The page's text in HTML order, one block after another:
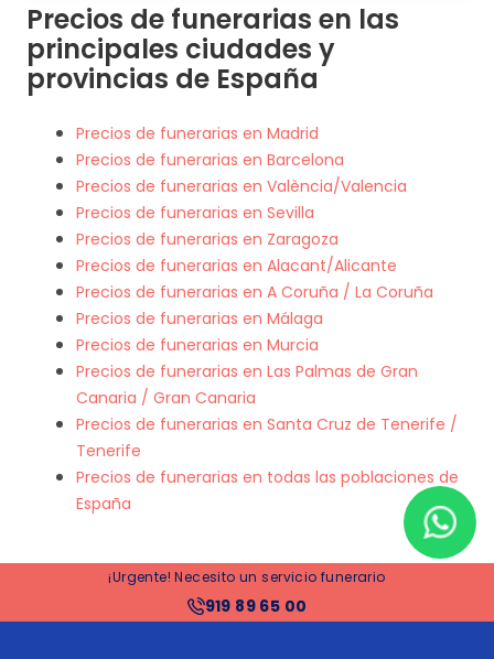
¡Urgente! Necesito un servicio funerario
919 89 65 00
Precios de funerarias en las
principales ciudades y
provincias de España
Precios de funerarias en Madrid
Precios de funerarias en Barcelona
Precios de funerarias en València/Valencia
Precios de funerarias en Sevilla
Precios de funerarias en Zaragoza
Precios de funerarias en Alacant/Alicante
Precios de funerarias en A Coruña / La Coruña
Precios de funerarias en Málaga
Precios de funerarias en Murcia
Precios de funerarias en Las Palmas de Gran
Canaria / Gran Canaria
Precios de funerarias en Santa Cruz de Tenerife /
Tenerife
Precios de funerarias en todas las poblaciones de
España